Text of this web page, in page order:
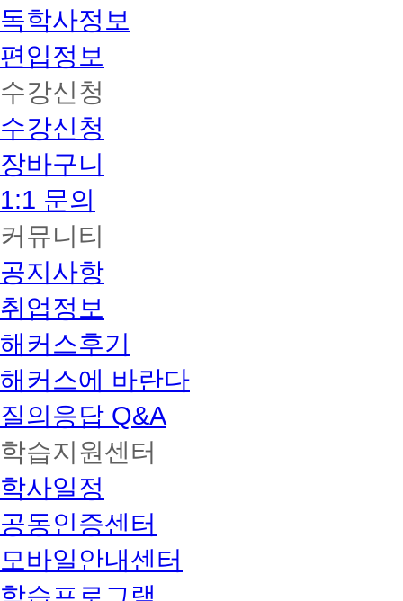
독학사정보
편입정보
수강신청
수강신청
장바구니
1:1 문의
커뮤니티
공지사항
취업정보
해커스후기
해커스에 바란다
질의응답 Q&A
학습지원센터
학사일정
공동인증센터
모바일안내센터